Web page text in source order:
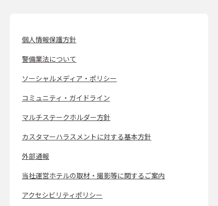
個人情報保護方針
警備業法について
ソーシャルメディア・ポリシー
コミュニティ・ガイドライン
マルチステークホルダー方針
カスタマーハラスメントに対する基本方針
外部通報
当社運営ホテルの取材・撮影等に関するご案内
アクセシビリティポリシー